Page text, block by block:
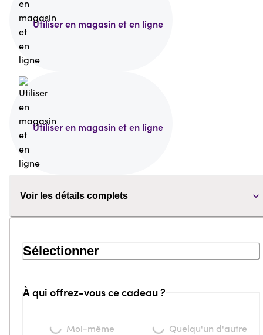
Utiliser en magasin et en ligne
Utiliser en magasin et en ligne
Voir les détails complets
Sélectionner
À qui offrez-vous ce cadeau ?
Loading... Moi-même Loading... Quelqu'un d'autre